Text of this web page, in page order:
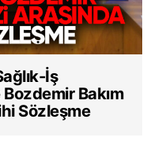
İş
Bozdemir Bakım
Sözleşme